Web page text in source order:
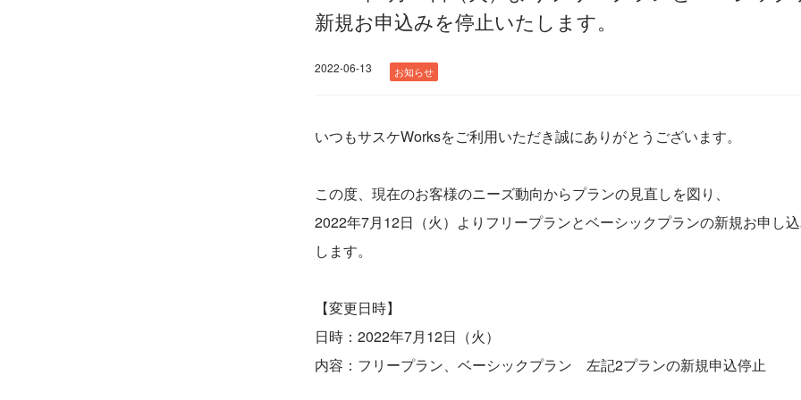
新規お申込みを停止いたします。
2022-06-13 お知らせ
いつもサスケWorksをご利用いただき誠にありがとうございます。
この度、現在のお客様のニーズ動向からプランの見直しを図り、
2022年7月12日（火）よりフリープランとベーシックプランの新規お申し
します。
【変更日時】
日時：2022年7月12日（火）
内容：フリープラン、ベーシックプラン 左記2プランの新規申込停止